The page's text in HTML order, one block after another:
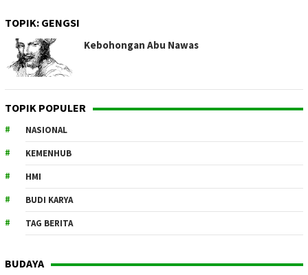
TOPIK: GENGSI
Kebohongan Abu Nawas
TOPIK POPULER
NASIONAL
KEMENHUB
HMI
BUDI KARYA
TAG BERITA
BUDAYA